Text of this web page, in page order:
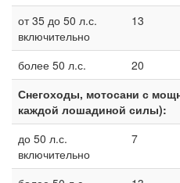
от 35 до 50 л.с.
включительно
13
более 50 л.с.
20
Снегоходы, мотосани с
каждой лошадиной силы):
до 50 л.с.
включительно
7